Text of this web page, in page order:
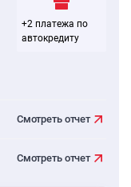
+2 платежа по
автокредиту
Смотреть отчет
Смотреть отчет